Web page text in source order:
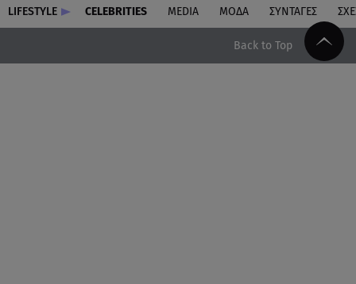
LIFESTYLE CELEBRITIES MEDIA ΜΟΔΑ ΣΥΝΤΑΓΕΣ
Back to Top